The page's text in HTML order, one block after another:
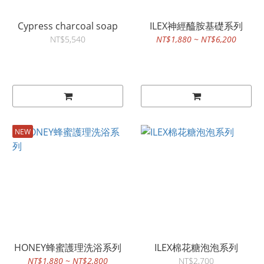
Cypress charcoal soap
NT$5,540
ILEX神經醯胺基礎系列
NT$1,880 ~ NT$6,200
NEW
HONEY蜂蜜護理洗浴系列
NT$1,880 ~ NT$2,800
ILEX棉花糖泡泡系列
NT$2,700